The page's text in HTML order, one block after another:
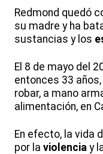
Redmond quedó
su madre y ha
sustancias y los
El 8 de mayo del
entonces 33
robar, a mano
alimentación, en
En efecto, la vida
por la violencia y